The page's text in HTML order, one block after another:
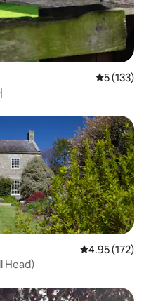
평점 5점(5
5 (133)
평점 4.95점(5
4.95 (172)
Head)